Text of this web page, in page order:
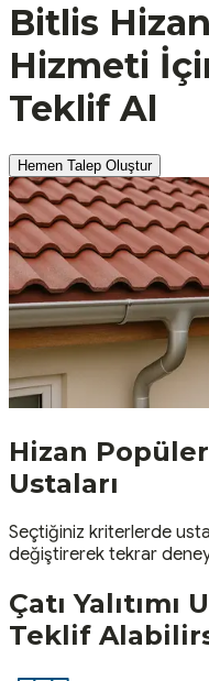
Bitlis Hizan
Hizmeti
Teklif Al
Hemen Talep Oluştur
Hizan Popüler
Ustaları
Seçtiğiniz kriterlerde
değiştirerek tekrar
Çatı Yalıtımı
Teklif